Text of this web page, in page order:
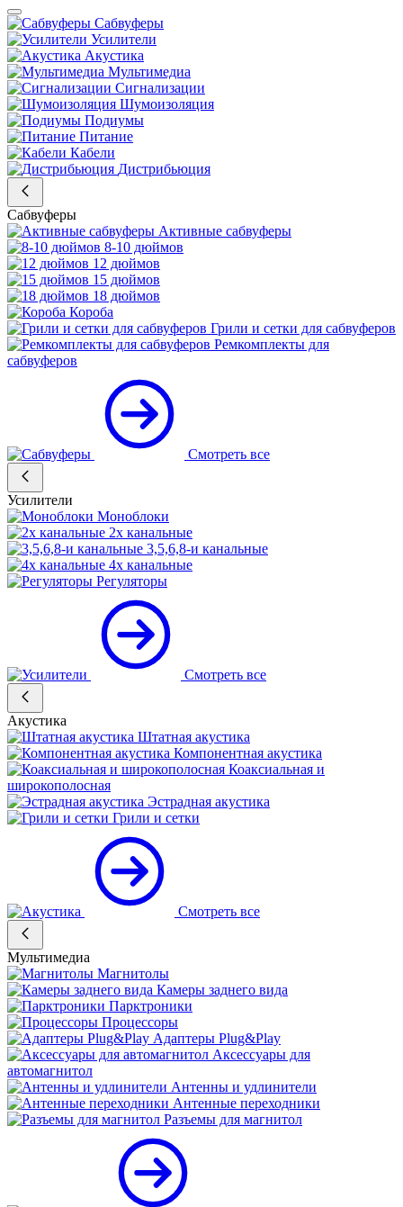
Сабвуферы
Усилители
Акустика
Мультимедиа
Сигнализации
Шумоизоляция
Подиумы
Питание
Кабели
Дистрибьюция
Сабвуферы
Активные сабвуферы
8-10 дюймов
12 дюймов
15 дюймов
18 дюймов
Короба
Грили и сетки для сабвуферов
Ремкомплекты для
сабвуферов
Смотреть все
Усилители
Моноблоки
2х канальные
3,5,6,8-и канальные
4х канальные
Регуляторы
Смотреть все
Акустика
Штатная акустика
Компонентная акустика
Коаксиальная и
широкополосная
Эстрадная акустика
Грили и сетки
Смотреть все
Мультимедиа
Магнитолы
Камеры заднего вида
Парктроники
Процессоры
Адаптеры Plug&Play
Аксессуары для
автомагнитол
Антенны и удлинители
Антенные переходники
Разъемы для магнитол